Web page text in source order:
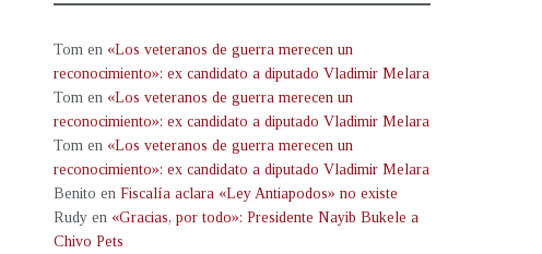
Tom en «Los veteranos de guerra merecen un
reconocimiento»: ex candidato a diputado Vladimir Melara
Tom en «Los veteranos de guerra merecen un
reconocimiento»: ex candidato a diputado Vladimir Melara
Tom en «Los veteranos de guerra merecen un
reconocimiento»: ex candidato a diputado Vladimir Melara
Benito en Fiscalía aclara «Ley Antiapodos» no existe
Rudy en «Gracias, por todo»: Presidente Nayib Bukele a
Chivo Pets